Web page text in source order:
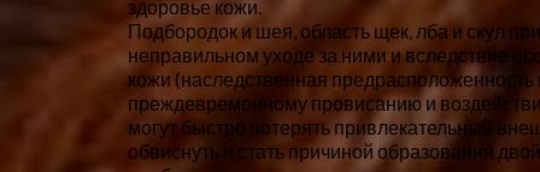
здоровье кожи.
Подбородок и шея, область щек, лба и скул при
неправильном уходе за ними и вследствие
кожи (наследственная предрасположенность
преждевременному провисанию и
могут быстро потерять привлекательный
обвиснуть и стать причиной образования